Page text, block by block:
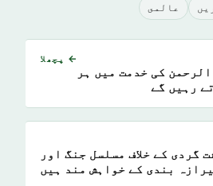
عالمى
← پچھلا
کی خدمت میں ہر
رہیں گے
گردی کے خلاف مسلسل جنگ اور
بندی کے خواہش مند ہیں